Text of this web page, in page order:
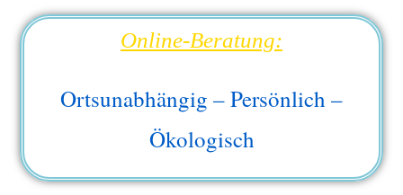
Online-Beratung:
Ortsunabhängig – Persönlich –
Ökologisch